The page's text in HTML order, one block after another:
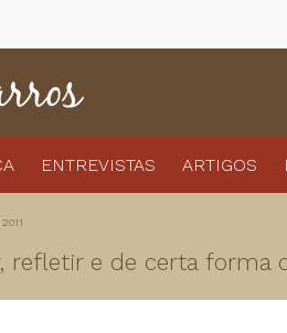
ENTREVISTAS ARTIGOS
refletir e de certa forma